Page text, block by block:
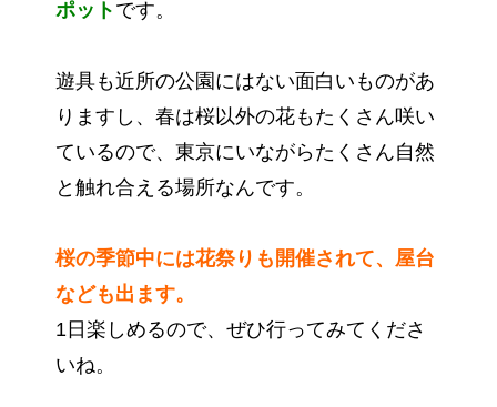
ポット です。
遊具も近所の公園にはない面白いものがあ
りますし、春は桜以外の花もたくさん咲い
ているので、東京にいながらたくさん自然
と触れ合える場所なんです。
桜の季節中には花祭りも開催されて、屋台
なども出ます。
1日楽しめるので、ぜひ行ってみてくださ
いね。